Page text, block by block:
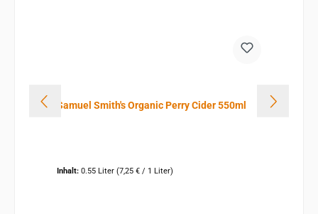
Samuel Smith's Organic Perry Cider 550ml
Inhalt: 0.55 Liter (7,25 € / 1 Liter)